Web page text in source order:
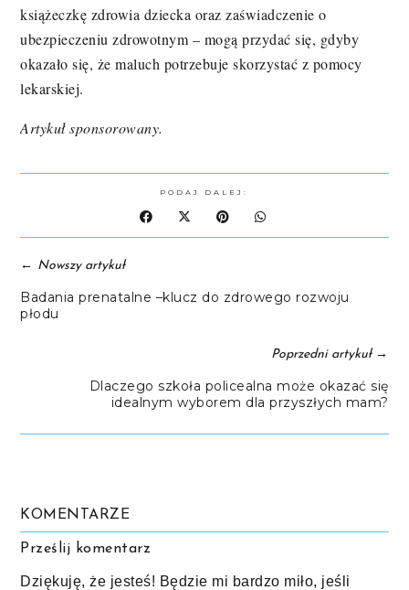
książeczkę zdrowia dziecka oraz zaświadczenie o
ubezpieczeniu zdrowotnym – mogą przydać się, gdyby
okazało się, że maluch potrzebuje skorzystać z pomocy
lekarskiej.
Artykuł sponsorowany.
PODAJ DALEJ:
← Nowszy artykuł
Badania prenatalne –klucz do zdrowego rozwoju
płodu
Poprzedni artykuł→
Dlaczego szkoła policealna może okazać się
idealnym wyborem dla przyszłych mam?
KOMENTARZE
Prześlij komentarz
Dziękuję, że jesteś! Będzie mi bardzo miło, jeśli